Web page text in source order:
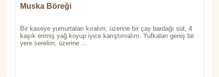
Muska Böreği
Bir kaseye yumurtaları kıralım, üzerine bir çay bardağı süt, 4
kaşık erimiş yağ koyup iyice karıştırıralım. Yufkaları geniş bir
yere serelim, üzerine ...